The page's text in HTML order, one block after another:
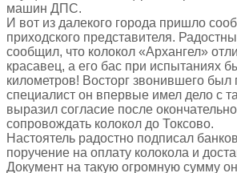
машин ДПС.
И вот из далекого города пришло
приходского представителя.
сообщил, что колокол «Архангел»
красавец, а его бас при испытаниях
километров! Восторг звонившего был
специалист он впервые имел дело с
выразил согласие после
сопровождать колокол до Токсово.
Настоятель радостно подписал
поручение на оплату колокола и
Документ на такую огромную сумму